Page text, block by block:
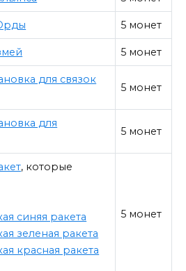
5 монет
5 монет
для связок
5 монет
для
5 монет
, которые
синяя ракета
зеленая ракета
красная ракета
5 монет